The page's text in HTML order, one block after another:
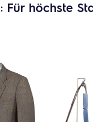
Für höchste